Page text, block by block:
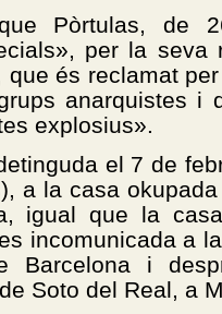
Pòrtulas, de
per la seva
que és reclamat
anarquistes i
explosius».
el 7 de
a la casa
igual que la
incomunicada a
Barcelona i
Soto del Real, a